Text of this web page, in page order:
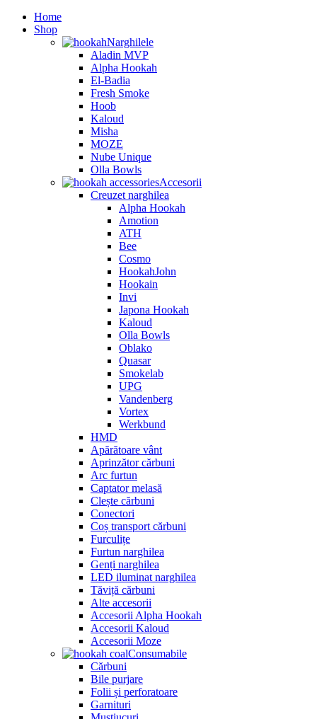
Home
Shop
Narghilele
Aladin MVP
Alpha Hookah
El-Badia
Fresh Smoke
Hoob
Kaloud
Misha
MOZE
Nube Unique
Olla Bowls
Accesorii
Creuzet narghilea
Alpha Hookah
Amotion
ATH
Bee
Cosmo
HookahJohn
Hookain
Invi
Japona Hookah
Kaloud
Olla Bowls
Oblako
Quasar
Smokelab
UPG
Vandenberg
Vortex
Werkbund
HMD
Apărătoare vânt
Aprinzător cărbuni
Arc furtun
Captator melasă
Clește cărbuni
Conectori
Coș transport cărbuni
Furculițe
Furtun narghilea
Genți narghilea
LED iluminat narghilea
Tăviță cărbuni
Alte accesorii
Accesorii Alpha Hookah
Accesorii Kaloud
Accesorii Moze
Consumabile
Cărbuni
Bile purjare
Folii și perforatoare
Garnituri